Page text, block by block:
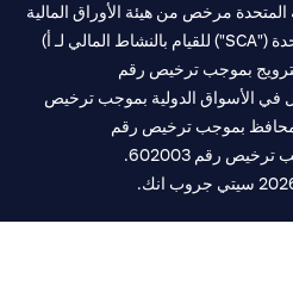
مرخص من هيئة الأوراق المالية
والسلع في الإمارات العربية المتحدة ("SCA") للقيام بالنشاط المالي لـ أ)
بموجب ترخيص رقم
في الأسواق الدولية بموجب ترخيص
المحافظ بموجب ترخيص رقم